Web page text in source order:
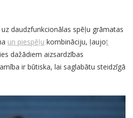
daudzfunkcionālas spēļu grāmatas
un piespēļu kombināciju, ļaujot
dažādiem aizsardzības
ir būtiska, lai saglabātu steidzīgā